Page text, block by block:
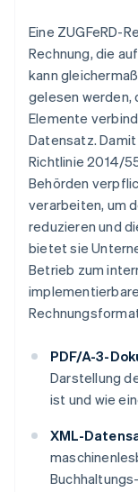
Eine ZUGFeRD-
Rechnung, die
kann
gelesen werden,
Elemente
Datensatz.
Richtlinie 2014/
Behörden
verarbeiten, um
reduzieren und
bietet sie
Betrieb zum
PDF/A-3-
Darstellung
ist und wie
XML-